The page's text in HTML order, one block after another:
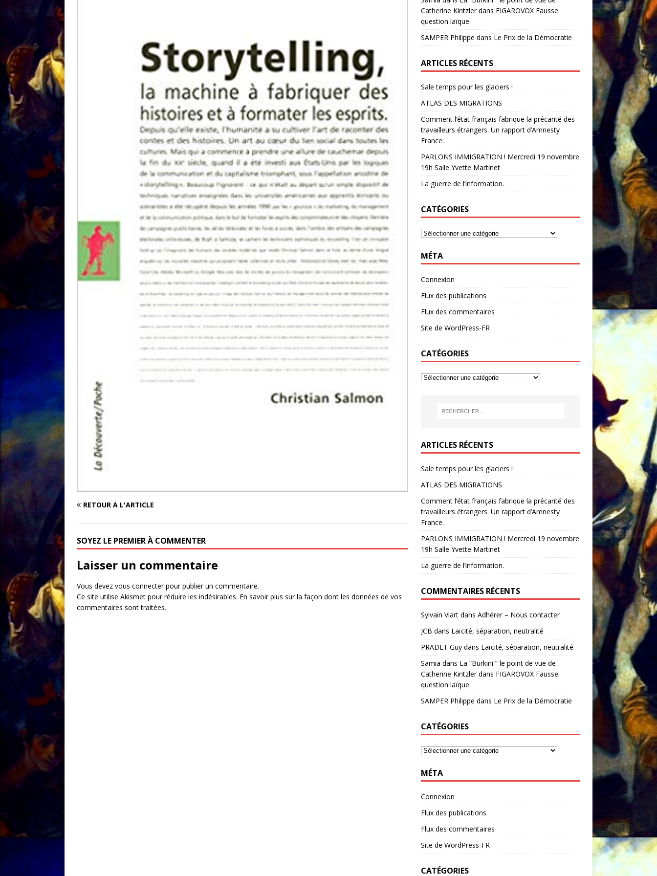
RETOUR À L'ARTICLE
SOYEZ LE PREMIER À COMMENTER
Laisser un commentaire
Vous devez vous connecterpour publier un commentaire.
Ce site utilise Akismet pour réduire les indésirables. En savoir plus sur la façon dont les données de vos
commentaires sont traitées.
Catherine Kintzler dans FIGAROVOX Fausse
question laïque.
SAMPER Philippe dans Le Prix de la Démocratie
ARTICLES RÉCENTS
Sale temps pour les glaciers !
ATLAS DES MIGRATIONS
Comment l’état français fabrique la précarité des
travailleurs étrangers. Un rapport d’Amnesty
France.
PARLONS IMMIGRATION ! Mercredi 19 novembre
19h Salle Yvette Martinet
La guerre de l’information.
CATÉGORIES
MÉTA
Connexion
Flux des publications
Flux des commentaires
Site de WordPress-FR
CATÉGORIES
ARTICLES RÉCENTS
Sale temps pour les glaciers !
ATLAS DES MIGRATIONS
Comment l’état français fabrique la précarité des
travailleurs étrangers. Un rapport d’Amnesty
France.
PARLONS IMMIGRATION ! Mercredi 19 novembre
19h Salle Yvette Martinet
La guerre de l’information.
COMMENTAIRES RÉCENTS
Sylvain Viartdans Adhérer – Nous contacter
JCB dans Laïcité, séparation, neutralité
PRADET Guydans Laïcité, séparation, neutralité
Samia dans La “Burkini ” le point de vue de
Catherine Kintzler dans FIGAROVOX Fausse
question laïque.
SAMPER Philippe dans Le Prix de la Démocratie
CATÉGORIES
MÉTA
Connexion
Flux des publications
Flux des commentaires
Site de WordPress-FR
CATÉGORIES